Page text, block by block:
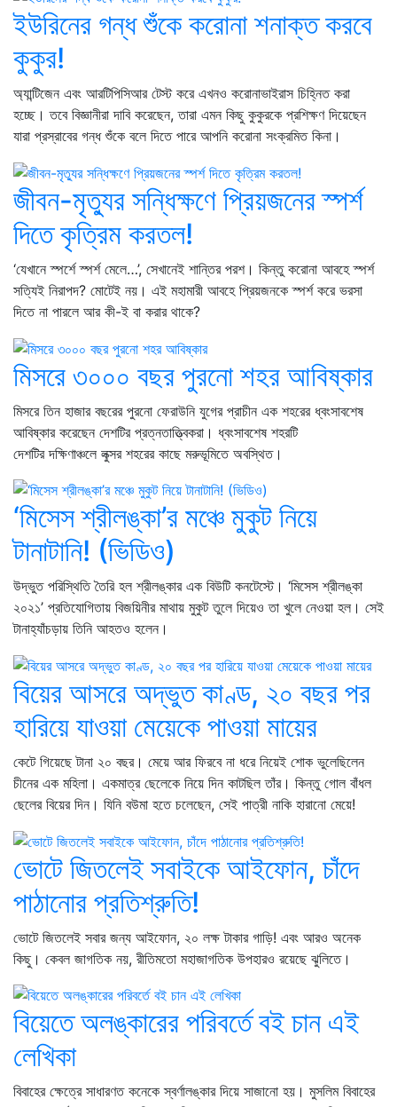
ইউরিনের গন্ধ শুঁকে করোনা শনাক্ত করবে
কুকুর!
অ্যান্টিজেন এবং আরটিপিসিআর টেস্ট করে এখনও করোনাভাইরাস চিহ্নিত করা
হচ্ছে। তবে বিজ্ঞানীরা দাবি করেছেন, তারা এমন কিছু কুকুরকে প্রশিক্ষণ দিয়েছেন
যারা প্রস্রাবের গন্ধ শুঁকে বলে দিতে পারে আপনি করোনা সংক্রমিত কিনা।
জীবন-মৃত্যুর সন্ধিক্ষণে প্রিয়জনের স্পর্শ
দিতে কৃত্রিম করতল!
‘যেখানে স্পর্শে স্পর্শ মেলে…’, সেখানেই শান্তির পরশ। কিন্তু করোনা আবহে স্পর্শ
সত্যিই নিরাপদ? মোটেই নয়। এই মহামারী আবহে প্রিয়জনকে স্পর্শ করে ভরসা
দিতে না পারলে আর কী-ই বা করার থাকে?
মিসরে ৩০০০ বছর পুরনো শহর আবিষ্কার
মিসরে তিন হাজার বছরের পুরনো ফেরাউনি যুগের প্রাচীন এক শহরের ধ্বংসাবশেষ
আবিষ্কার করেছেন দেশটির প্রত্নতাত্ত্বিকরা। ধ্বংসাবশেষ শহরটি
দেশটির দক্ষিণাঞ্চলে লুক্সর শহরের কাছে মরুভূমিতে অবস্থিত।
‘মিসেস শ্রীলঙ্কা’র মঞ্চে মুকুট নিয়ে
টানাটানি! (ভিডিও)
উদ্ভুত পরিস্থিতি তৈরি হল শ্রীলঙ্কার এক বিউটি কনটেস্টে। ‘মিসেস শ্রীলঙ্কা
২০২১’ প্রতিযোগিতায় বিজয়িনীর মাথায় মুকুট তুলে দিয়েও তা খুলে নেওয়া হল। সেই
টানাহ্যাঁচড়ায় তিনি আহতও হলেন।
বিয়ের আসরে অদ্ভুত কাণ্ড, ২০ বছর পর
হারিয়ে যাওয়া মেয়েকে পাওয়া মায়ের
কেটে গিয়েছে টানা ২০ বছর। মেয়ে আর ফিরবে না ধরে নিয়েই শোক ভুলেছিলেন
চীনের এক মহিলা। একমাত্র ছেলেকে নিয়ে দিন কাটছিল তাঁর। কিন্তু গোল বাঁধল
ছেলের বিয়ের দিন। যিনি বউমা হতে চলেছেন, সেই পাত্রী নাকি হারানো মেয়ে!
ভোটে জিতলেই সবাইকে আইফোন, চাঁদে
পাঠানোর প্রতিশ্রুতি!
ভোটে জিতলেই সবার জন্য আইফোন, ২০ লক্ষ টাকার গাড়ি! এবং আরও অনেক
কিছু। কেবল জাগতিক নয়, রীতিমতো মহাজাগতিক উপহারও রয়েছে ঝুলিতে।
বিয়েতে অলঙ্কারের পরিবর্তে বই চান এই
লেখিকা
বিবাহের ক্ষেত্রে সাধারণত কনেকে স্বর্ণালঙ্কার দিয়ে সাজানো হয়। মুসলিম বিবাহের